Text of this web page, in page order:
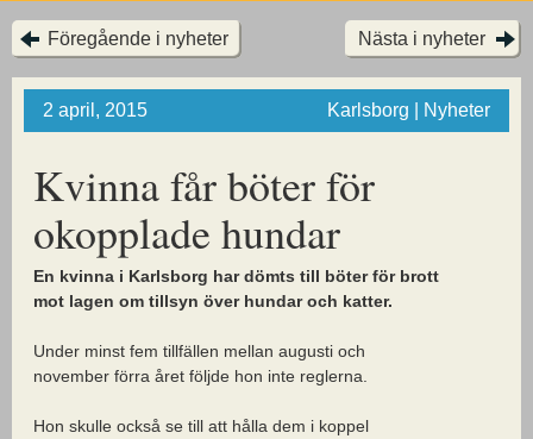
Föregående i nyheter Nästa i nyheter
2 april, 2015 Karlsborg | Nyheter
Kvinna får böter för
okopplade hundar
En kvinna i Karlsborg har dömts till böter för brott
mot lagen om tillsyn över hundar och katter.
Under minst fem tillfällen mellan augusti och
november förra året följde hon inte reglerna.
Hon skulle också se till att hålla dem i koppel